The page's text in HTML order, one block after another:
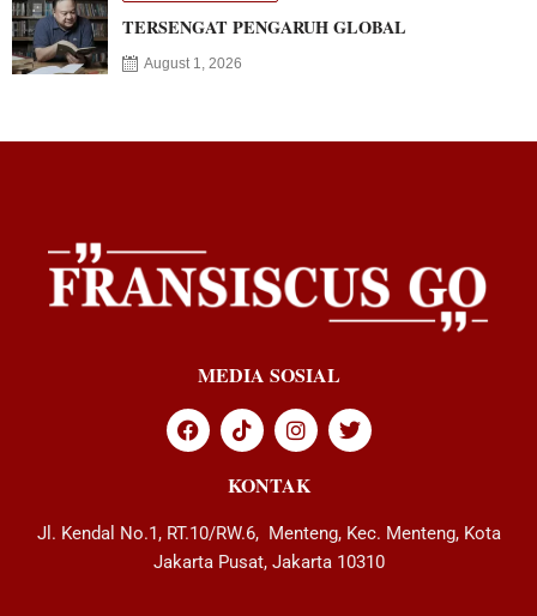
TERSENGAT PENGARUH GLOBAL
August 1, 2026
MEDIA SOSIAL
KONTAK
Jl. Kendal No.1, RT.10/RW.6, Menteng, Kec. Menteng, Kota
Jakarta Pusat, Jakarta 10310